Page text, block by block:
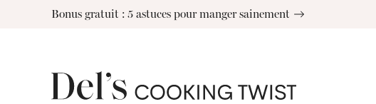
Bonus gratuit : 5 astuces pour manger sainement